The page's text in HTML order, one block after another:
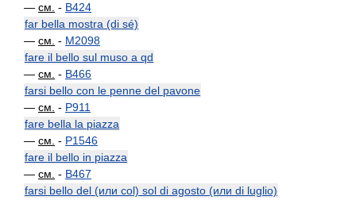
— см. - B424
far bella mostra (di sé)
— см. - M2098
fare il bello sul muso a qd
— см. - B466
farsi bello con le penne del pavone
— см. - P911
fare bella la piazza
— см. - P1546
fare il bello in piazza
— см. - B467
farsi bello del (или col) sol di agosto (или di luglio)